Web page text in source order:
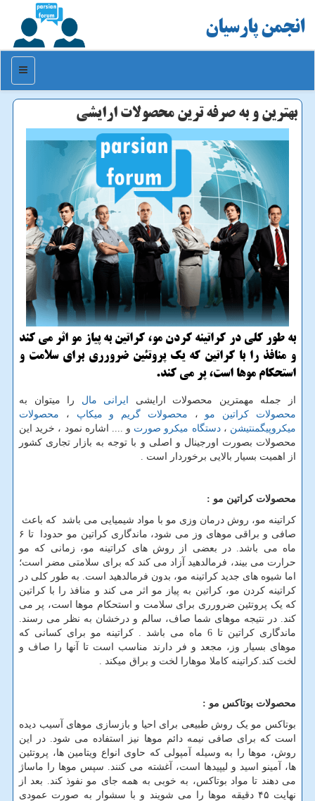
انجمن پارسیان
منو
بهترین و به صرفه ترین محصولات ارایشی
به طور كلی در كراتینه كردن مو، كراتین به پیاز مو اثر می كند
و منافذ را با كراتین كه یك پروتئین ضرورری برای سلامت و
استحكام موها است، پر می كند.
از جمله مهمترین محصولات ارایشی ایرانی مال را میتوان به
محصولات کراتین مو ، محصولات گریم و میکاپ ، محصولات
میکروپیگمنتیشن ،دستگاه میکرو صورت و .... اشاره نمود ، خرید این
محصولات بصورت اورجینال و اصلی و با توجه به بازار تجاری کشور
از اهمیت بسیار بالایی برخوردار است .
محصولات کراتین مو :
کراتینه مو، روش درمان وزی مو با مواد شیمیایی می باشد که باعث
صافی و براقی موهای وز می شود، ماندگاری کراتین مو حدودا تا ۶
ماه می باشد. در بعضی از روش های کراتینه مو، زمانی که مو
حرارت می بیند، فرمالدهید آزاد می کند که برای سلامتی مضر است؛
اما شیوه های جدید کراتینه مو، بدون فرمالدهید است. به طور کلی در
کراتینه کردن مو، کراتین به پیاز مو اثر می کند و منافذ را با کراتین
که یک پروتئین ضرورری برای سلامت و استحکام موها است، پر می
کند. در نتیجه موهای شما صاف، سالم و درخشان به نظر می رسند.
ماندگاری کراتین تا 6 ماه می باشد . کراتینه مو برای کسانی که
موهای بسیار وز، مجعد و فر دارند مناسب است تا آنها را صاف و
لخت کند.کراتینه کاملا موهارا لخت و براق میکند .
محصولات بوتاکس مو :
بوتاکس مو یک روش طبیعی برای احیا و بازسازی موهای آسیب دیده
است که برای صافی نیمه دائم موها نیز استفاده می شود. در این
روش، موها را به وسیله آمپولی که حاوی انواع ویتامین ها، پروتئین
ها، آمینو اسید و لیپیدها است، آغشته می کنند. سپس موها را ماساژ
می دهند تا مواد بوتاکس، به خوبی به همه جای مو نفوذ کند. بعد از
نهایت ۴۵ دقیقه موها را می شویند و با سشوار به صورت عمودی